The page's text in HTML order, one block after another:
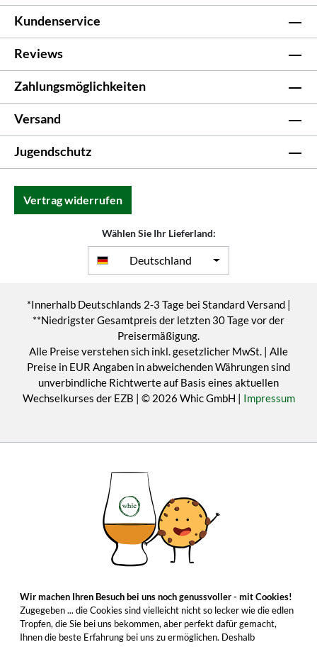
Kundenservice
Reviews
Zahlungsmöglichkeiten
Versand
Jugendschutz
Vertrag widerrufen
Wählen Sie Ihr Lieferland:
Deutschland
*Innerhalb Deutschlands 2-3 Tage bei Standard Versand |
**Niedrigster Gesamtpreis der letzten 30 Tage vor der
Preisermäßigung.
Alle Preise verstehen sich inkl. gesetzlicher MwSt. | Alle
Preise in EUR Angaben in abweichenden Währungen sind
unverbindliche Richtwerte auf Basis eines aktuellen
Wechselkurses der EZB | © 2026 Whic GmbH | Impressum
Wir machen Ihren Besuch bei uns noch genussvoller - mit Cookies!
Zugegeben ... die Cookies sind vielleicht nicht so lecker wie die edlen
Tropfen, die Sie bei uns bekommen, aber perfekt dafür gemacht,
Ihnen die beste Erfahrung bei uns zu ermöglichen. Deshalb